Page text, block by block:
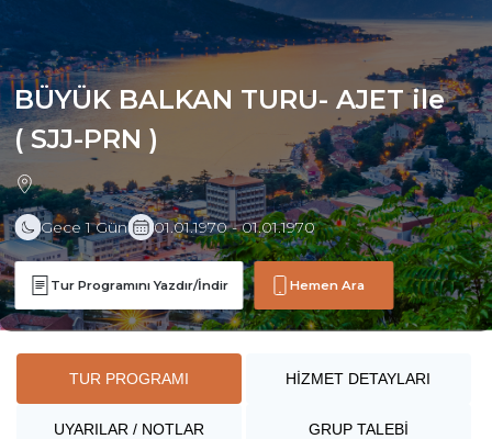
BÜYÜK BALKAN TURU- AJET ile
( SJJ-PRN )
Gece 1 Gün 01.01.1970 - 01.01.1970
Tur Programını Yazdır/İndir Hemen Ara
TUR PROGRAMI HİZMET DETAYLARI
UYARILAR / NOTLAR GRUP TALEBİ